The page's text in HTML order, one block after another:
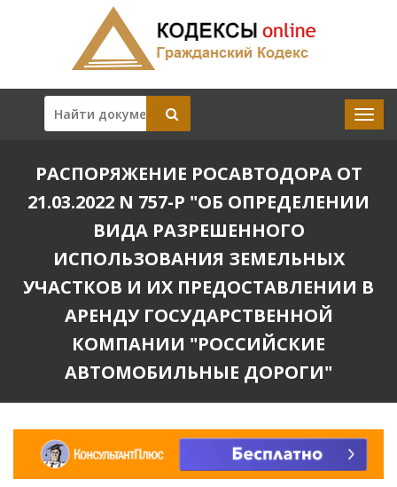
РАСПОРЯЖЕНИЕ РОСАВТОДОРА ОТ
21.03.2022 N 757-Р "ОБ ОПРЕДЕЛЕНИИ
ВИДА РАЗРЕШЕННОГО
ИСПОЛЬЗОВАНИЯ ЗЕМЕЛЬНЫХ
УЧАСТКОВ И ИХ ПРЕДОСТАВЛЕНИИ В
АРЕНДУ ГОСУДАРСТВЕННОЙ
КОМПАНИИ "РОССИЙСКИЕ
АВТОМОБИЛЬНЫЕ ДОРОГИ"